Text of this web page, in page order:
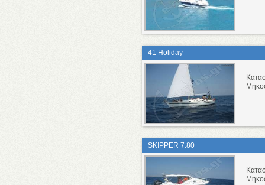
41 Holiday
SKIPPER 7.80